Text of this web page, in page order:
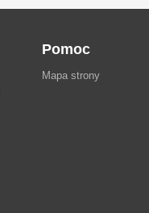
Pomoc
Mapa strony